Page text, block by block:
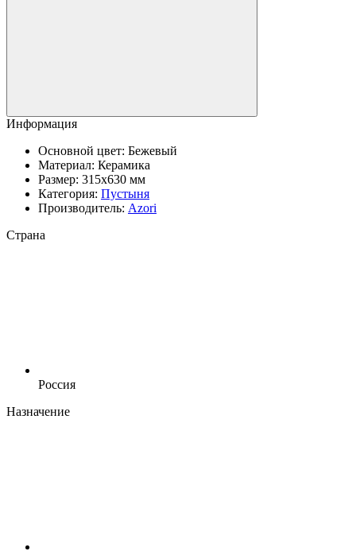
Информация
Основной цвет: Бежевый
Материал: Керамика
Размер: 315x630 мм
Категория: Пустыня
Производитель: Azori
Страна
Россия
Назначение